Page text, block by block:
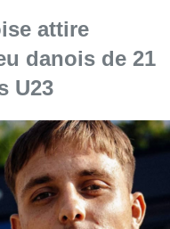
attire
danois de 21
U23